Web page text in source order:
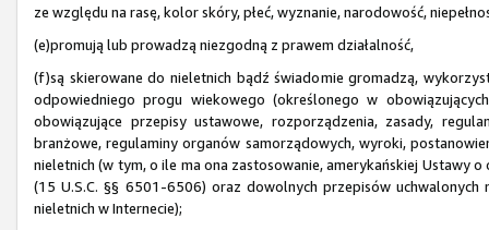
ze względu na rasę, kolor skóry, płeć, wyznanie, narodowość,
(e)promują lub prowadzą niezgodną z prawem działalność,
(f)są skierowane do nieletnich bądź świadomie gromadzą,
odpowiedniego progu wiekowego (określonego w
obowiązujące przepisy ustawowe, rozporządzenia, zasady,
branżowe, regulaminy organów samorządowych, wyroki,
nieletnich (w tym, o ile ma ona zastosowanie, amerykańskiej Ustawy
(15 U.S.C. §§ 6501-6506) oraz dowolnych przepisów
nieletnich w Internecie);